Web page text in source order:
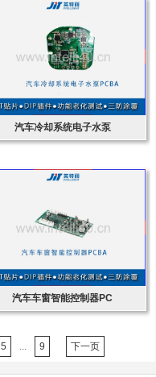
汽车冷却系统电子水泵
汽车车窗智能控制器PC
5 ... 9 下一页